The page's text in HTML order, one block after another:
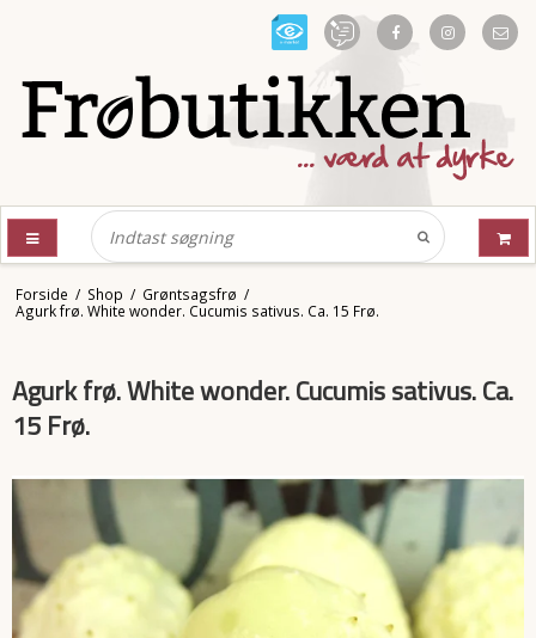
Forside / Shop / Grøntsagsfrø /
Agurk frø. White wonder. Cucumis sativus. Ca. 15 Frø.
Agurk frø. White wonder. Cucumis sativus. Ca.
15 Frø.